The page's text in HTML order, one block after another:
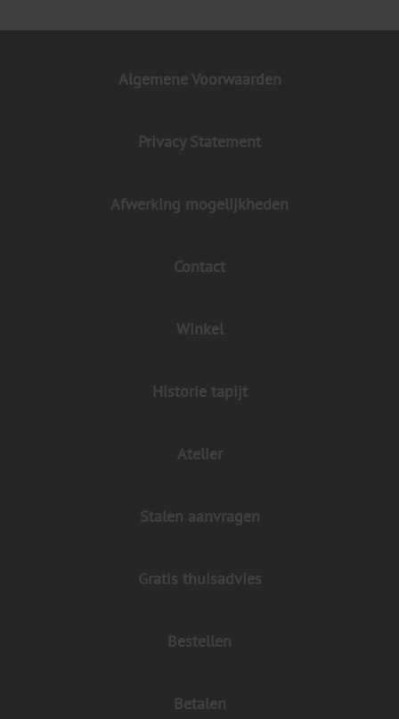
Algemene Voorwaarden
Privacy Statement
Afwerking mogelijkheden
Contact
Winkel
Historie tapijt
Atelier
Stalen aanvragen
Gratis thuisadvies
Bestellen
Betalen